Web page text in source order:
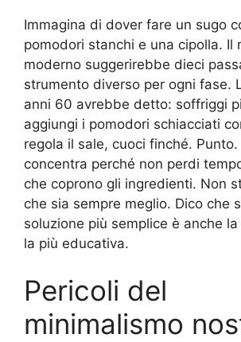
Immagina di dover fare un sugo
pomodori stanchi e una cipolla. Il
moderno suggerirebbe dieci
strumento diverso per ogni fase.
anni 60 avrebbe detto: soffriggi
aggiungi i pomodori schiacciati
regola il sale, cuoci finché. Punto.
concentra perché non perdi
che coprono gli ingredienti. Non
che sia sempre meglio. Dico che
soluzione più semplice è anche
la più educativa.
Pericoli del
minimalismo